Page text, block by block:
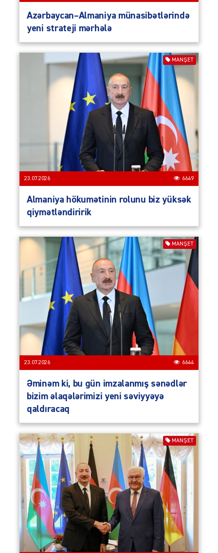
Azərbaycan–Almaniya münasibətlərində
yeni strateji mərhələ
MANŞET
23.07.2026 6649
Almaniya hökumətinin rolunu biz yüksək
qiymətləndiririk
MANŞET
23.07.2026 6644
Əminəm ki, bu gün imzalanmış sənədlər
bizim əlaqələrimizi yeni səviyyəyə
qaldıracaq
MANŞET